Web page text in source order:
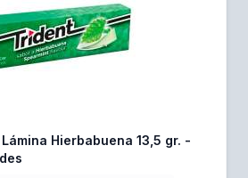
Hierbabuena 13,5 gr. -